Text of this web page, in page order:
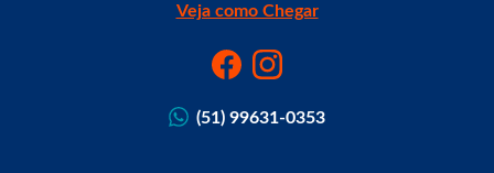
Veja como Chegar
(51) 99631-0353